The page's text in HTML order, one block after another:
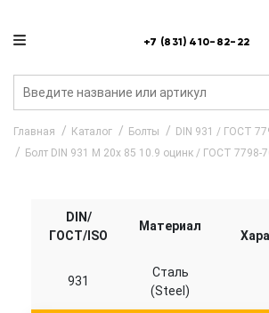
+7 (831) 410-82-22
Главная Каталог Болты
DIN 931 / ГОСТ
Болт DIN 931 M 20x 85 10.9 оцинк / ГОСТ
DIN/
ГОСТ/ISO
Материал
931
Сталь
(Steel)